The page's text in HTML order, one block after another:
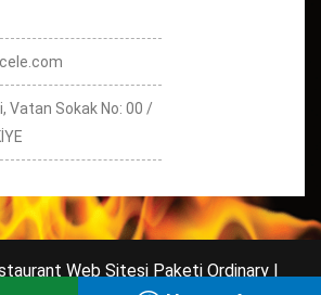
Vatan Sokak No: 00 /
Web Sitesi Paketi Ordinary |